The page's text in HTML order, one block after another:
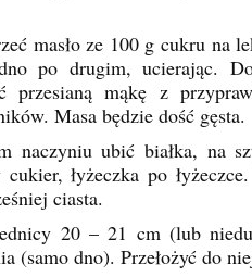
masło ze 100 g cukru na
po drugim, ucierając.
przesianą mąkę z
Masa będzie dość gęsta.
naczyniu ubić białka, na
cukier, łyżeczka po
ciasta.
20 – 21 cm (lub
(samo dno). Przełożyć do